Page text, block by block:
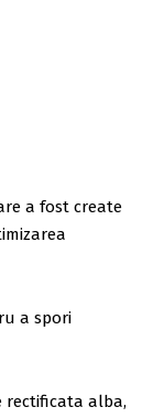
a fost create
a spori
rectificata alba,